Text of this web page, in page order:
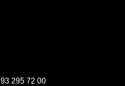
93 295 72 00